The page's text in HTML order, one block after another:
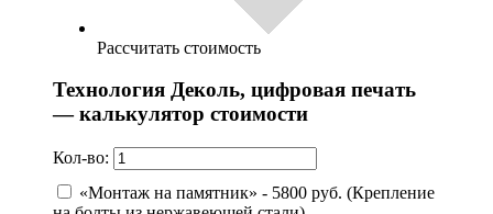
Рассчитать стоимость
Технология Деколь, цифровая печать
— калькулятор стоимости
Кол-во:
«Монтаж на памятник» - 5800 руб. (Крепление